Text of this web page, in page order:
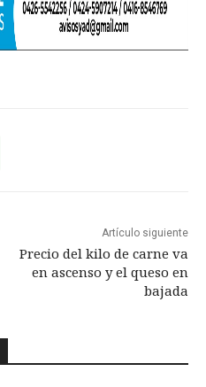
Artículo siguiente
Precio del kilo de carne va
en ascenso y el queso en
bajada